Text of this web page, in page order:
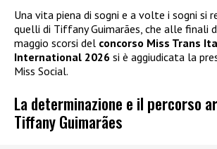
Una vita piena di sogni e a volte i sogni si
quelli di Tiffany Guimarães, che alle finali
maggio scorsi del concorso Miss Trans
International 2026 si è aggiudicata la
Miss Social.
La determinazione e il percorso
Tiffany Guimarães